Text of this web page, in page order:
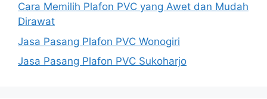
Cara Memilih Plafon PVC yang Awet dan Mudah
Dirawat
Jasa Pasang Plafon PVC Wonogiri
Jasa Pasang Plafon PVC Sukoharjo